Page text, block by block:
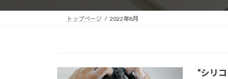
トップページ 2022年8月
“シリ